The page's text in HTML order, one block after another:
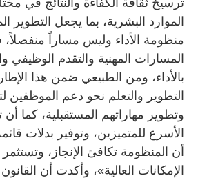
الموارد البشرية، بما يجعل التطوير
منظومة الأداء وليس مساراً منفصلاً،
المسارات المهنية والتقدم الوظيفي
بالأداء، ومن الطبيعي ضمن هذا
التطوير والتعلم نحو دعم الموظفين
وتطوير مهاراتهم المستقبلية، كما أن
الأسرع للمتميزين، وتوفير بدلات
أن المنظومة تكافئ الإنجاز،
الإمكانات العالية»، وأكدت أن